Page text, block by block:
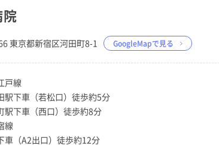
東京都新宿区河田町8-1 GoogleMapで見る
戸線
駅下車（若松口）徒歩約5分
駅下車（西口）徒歩約8分
線
車（A2出口）徒歩約12分